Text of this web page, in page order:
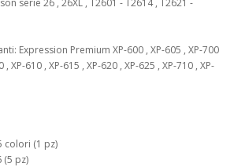
serie 26 , 26XL , T2601 - T2614 , T2621 -
Expression Premium XP-600 , XP-605 , XP-700
, XP-610 , XP-615 , XP-620 , XP-625 , XP-710 , XP-
colori (1 pz)
(5 pz)